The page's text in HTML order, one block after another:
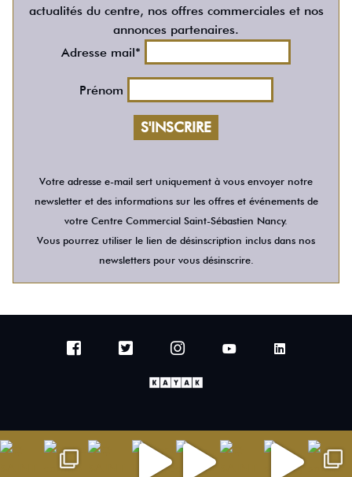
actualités du centre, nos offres commerciales et nos
annonces partenaires.
Adresse mail*
Prénom
Votre adresse e-mail sert uniquement à vous envoyer notre
newsletter et des informations sur les offres et événements de
votre Centre Commercial Saint-Sébastien Nancy.
Vous pourrez utiliser le lien de désinscription inclus dans nos
newsletters pour vous désinscrire.